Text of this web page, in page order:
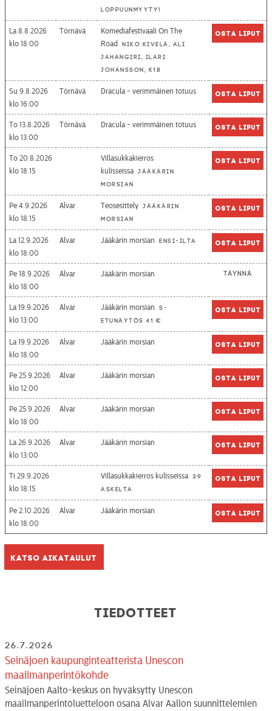
loppuunmyyty!
La 8.8.2026
18:00
Törnävä
Komediafestivaali On The
Road
Niko Kivelä, Ali
Jahangiri, Ilari
Johansson, K18
Osta liput
Su 9.8.2026
16:00
Törnävä Dracula - verimmäinen totuus Osta liput
To 13.8.2026
13:00
Törnävä Dracula - verimmäinen totuus Osta liput
To 20.8.2026
18:15
Villasukkakierros
kulisseissa Jääkärin
morsian
Osta liput
Pe 4.9.2026
18:15
Alvar Teosesittely Jääkärin
morsian
Osta liput
La 12.9.2026
18:00
Alvar Jääkärin morsian Ensi-ilta Osta liput
Pe 18.9.2026
18:00
Alvar Jääkärin morsian Täynnä
La 19.9.2026
13:00
Alvar Jääkärin morsian
S-
etunäytös 41 €
Osta liput
La 19.9.2026
18:00
Alvar Jääkärin morsian Osta liput
Pe 25.9.2026
12:00
Alvar Jääkärin morsian Osta liput
Pe 25.9.2026
18:00
Alvar Jääkärin morsian Osta liput
La 26.9.2026
13:00
Alvar Jääkärin morsian Osta liput
Ti 29.9.2026
18:15
Villasukkakierros kulisseissa 39
askelta
Osta liput
Pe 2.10.2026
18:00
Alvar Jääkärin morsian Osta liput
Katso aikataulut
Tiedotteet
26.7.2026
Seinäjoen kaupunginteatterista Unescon
maailmanperintökohde
Seinäjoen Aalto-keskus on hyväksytty Unescon
maailmanperintöluetteloon osana Alvar Aallon suunnittelemien